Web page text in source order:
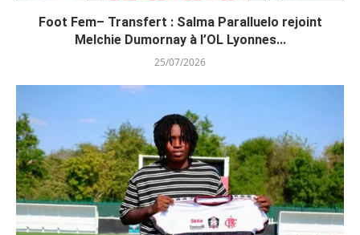
Foot Fem– Transfert : Salma Paralluelo rejoint
Melchie Dumornay à l’OL Lyonnes...
25/07/2026